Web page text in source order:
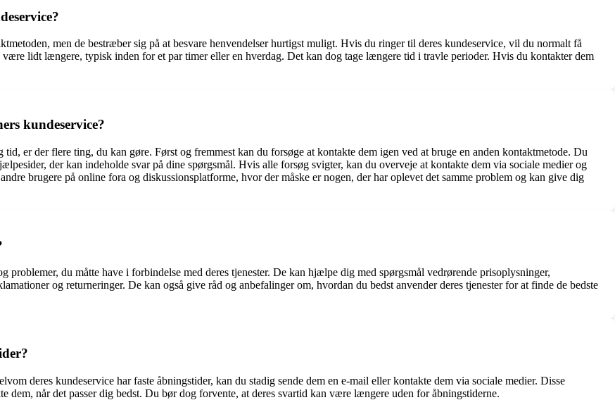
men de bestræber sig på at besvare henvendelser hurtigst muligt. Hvis du ringer til deres kundeservice, vil du normalt få
lidt længere, typisk inden for et par timer eller en hverdag. Det kan dog tage længere tid i travle perioder. Hvis du kontakter dem
kundeservice?
er der flere ting, du kan gøre. Først og fremmest kan du forsøge at kontakte dem igen ved at bruge en anden kontaktmetode. Du
der kan indeholde svar på dine spørgsmål. Hvis alle forsøg svigter, kan du overveje at kontakte dem via sociale medier og
brugere på online fora og diskussionsplatforme, hvor der måske er nogen, der har oplevet det samme problem og kan give dig
du måtte have i forbindelse med deres tjenester. De kan hjælpe dig med spørgsmål vedrørende prisoplysninger,
og returneringer. De kan også give råd og anbefalinger om, hvordan du bedst anvender deres tjenester for at finde de bedste
deres kundeservice har faste åbningstider, kan du stadig sende dem en e-mail eller kontakte dem via sociale medier. Disse
når det passer dig bedst. Du bør dog forvente, at deres svartid kan være længere uden for åbningstiderne.